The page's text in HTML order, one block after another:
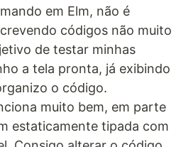
em Elm, não é
códigos não muito
de testar minhas
a tela pronta, já exibindo
o código.
muito bem, em parte
estaticamente tipada com